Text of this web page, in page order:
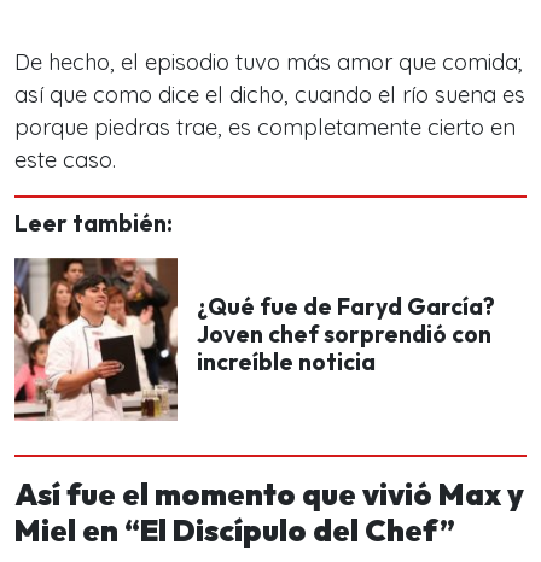
De hecho, el episodio tuvo más amor que comida;
así que como dice el dicho, cuando el río suena es
porque piedras trae, es completamente cierto en
este caso.
Leer también:
¿Qué fue de Faryd García?
Joven chef sorprendió con
increíble noticia
Así fue el momento que vivió Max y
Miel en “El Discípulo del Chef”